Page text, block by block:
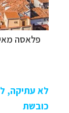
פלאסה
לא עתיקה,
כובשת